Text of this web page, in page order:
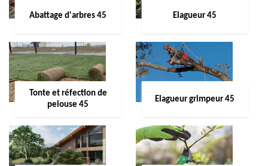
Abattage d'arbres 45 Elagueur 45
Tonte et réfection de
pelouse 45
Elagueur grimpeur 45